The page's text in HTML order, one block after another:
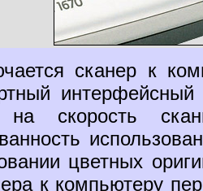
сканер к
скорость
цветных
к компьютеру